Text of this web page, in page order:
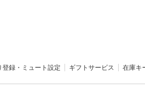
登録・ミュート設定 ギフトサービス 在庫キ